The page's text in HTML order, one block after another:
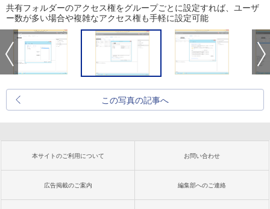
共有フォルダーのアクセス権をグループごとに設定すれば、ユーザ
ー数が多い場合や複雑なアクセス権も手軽に設定可能
この写真の記事へ
本サイトのご利用について お問い合わせ
広告掲載のご案内 編集部へのご連絡